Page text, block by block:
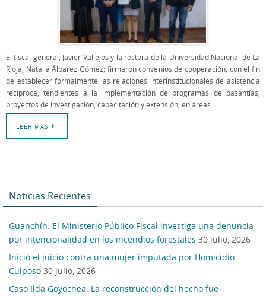
El fiscal general, Javier Vallejos y la rectora de la Universidad Nacional de La
Rioja, Natalia Álbarez Gómez; firmaron convenios de cooperación, con el fin
de establecer formalmente las relaciones interinstitucionales de asistencia
recíproca, tendientes a la implementación de programas de pasantías,
proyectos de investigación, capacitación y extensión; en áreas…
LEER MAS
Noticias Recientes
Guanchín: El Ministerio Público Fiscal investiga una denuncia
por intencionalidad en los incendios forestales 30 julio, 2026
Inició el juicio contra una mujer imputada por Homicidio
Culposo 30 julio, 2026
Caso Ilda Goyochea: La reconstrucción del hecho fue